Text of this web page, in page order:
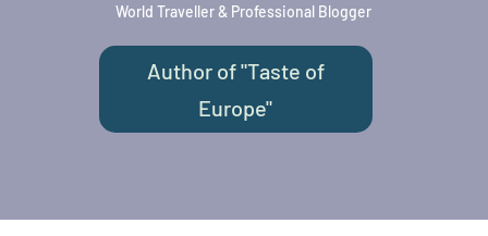
World Traveller & Professional Blogger
Author of "Taste of
Europe"